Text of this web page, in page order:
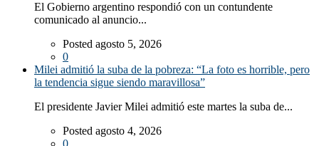
El Gobierno argentino respondió con un contundente
comunicado al anuncio...
Posted agosto 5, 2026
0
Milei admitió la suba de la pobreza: “La foto es horrible, pero
la tendencia sigue siendo maravillosa”
El presidente Javier Milei admitió este martes la suba de...
Posted agosto 4, 2026